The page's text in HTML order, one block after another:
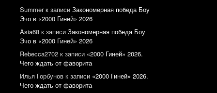
Summerк записи Закономерная победа Боу
Эчо в «2000 Гиней» 2026
Asia68 к записи Закономерная победа Боу
Эчо в «2000 Гиней» 2026
Rebecca2702 к записи «2000 Гиней» 2026.
Чего ждать от фаворита
Илья Горбунов к записи «2000 Гиней» 2026.
Чего ждать от фаворита